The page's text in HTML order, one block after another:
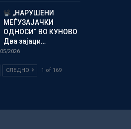
„НАРУШЕНИ
МЕЃУЗАЈАЧКИ
ОДНОСИ“ ВО КУНОВО
Два зајаци…
2026
СЛЕДНО 1 of 169